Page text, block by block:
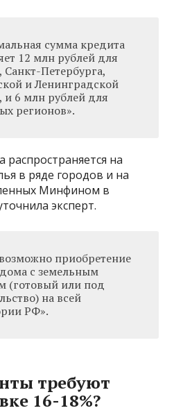
сумма кредита
12 млн рублей для
Петербурга,
и Ленинградской
и 6 млн рублей для
регионов».
на
в ряде городов и на
Минфином в
эксперт.
приобретение
с земельным
(готовый или под
на всей
РФ».
требуют
16-18%?